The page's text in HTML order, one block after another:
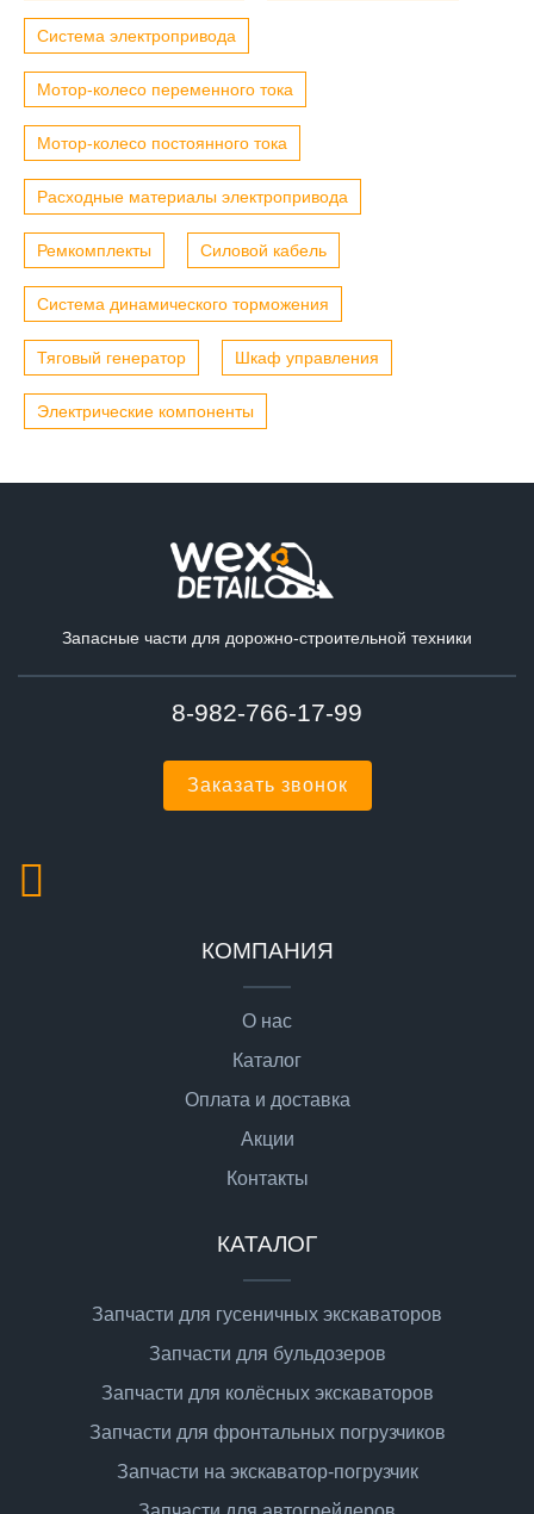
Система электропривода
Мотор-колесо переменного тока
Мотор-колесо постоянного тока
Расходные материалы электропривода
Ремкомплекты Силовой кабель
Система динамического торможения
Тяговый генератор Шкаф управления
Электрические компоненты
Запасные части для дорожно-строительной техники
8-982-766-17-99
Заказать звонок
КОМПАНИЯ
О нас
Каталог
Оплата и доставка
Акции
Контакты
КАТАЛОГ
Запчасти для гусеничных экскаваторов
Запчасти для бульдозеров
Запчасти для колёсных экскаваторов
Запчасти для фронтальных погрузчиков
Запчасти на экскаватор-погрузчик